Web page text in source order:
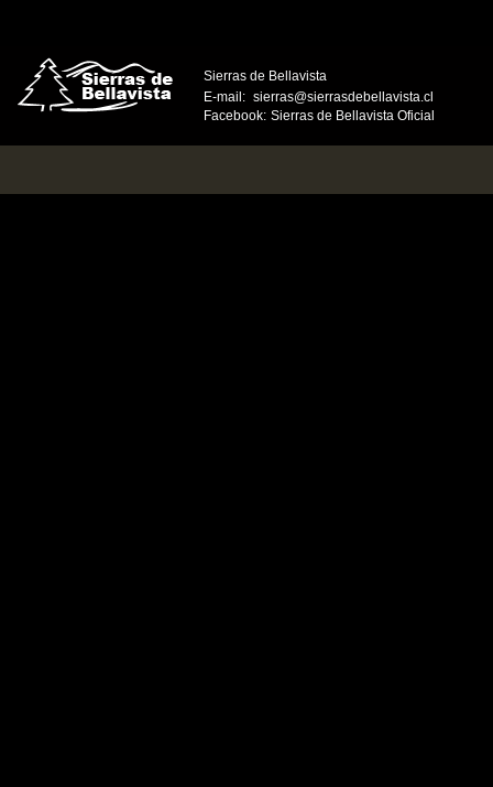
Sierras de Bellavista
E-mail: sierras@sierrasdebellavista.cl
Facebook: Sierras de Bellavista Oficial